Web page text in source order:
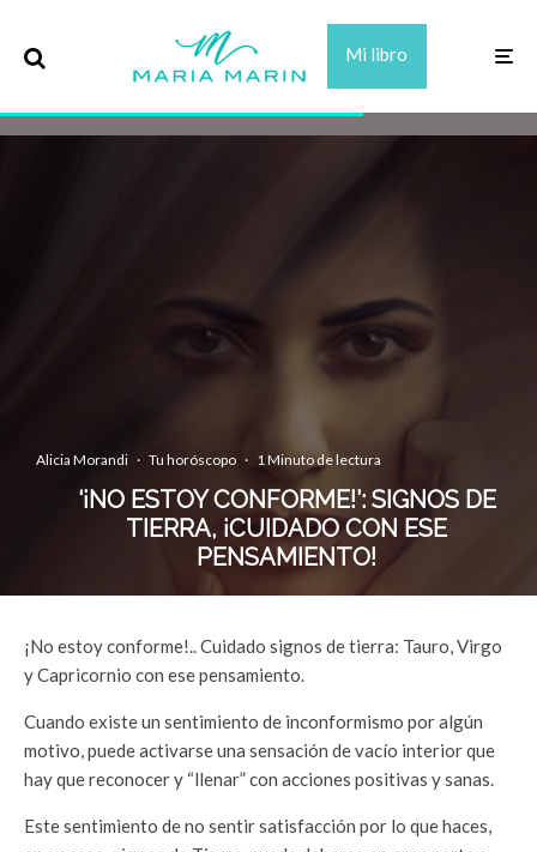
Mi libro
Alicia Morandi · Tu horóscopo · 1 Minuto de lectura
‘¡NO ESTOY CONFORME!’: SIGNOS DE
TIERRA, ¡CUIDADO CON ESE
PENSAMIENTO!
¡No estoy conforme!.. Cuidado signos de tierra: Tauro, Virgo
y Capricornio con ese pensamiento.
Cuando existe un sentimiento de inconformismo por algún
motivo, puede activarse una sensación de vacío interior que
hay que reconocer y “llenar” con acciones positivas y sanas.
Este sentimiento de no sentir satisfacción por lo que haces,